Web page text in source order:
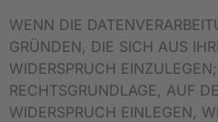
WENN DIE
GRÜNDEN, DIE SICH AUS
WIDERSPRUCH
RECHTSGRUNDLAGE, AUF
WIDERSPRUCH EINLEGEN,